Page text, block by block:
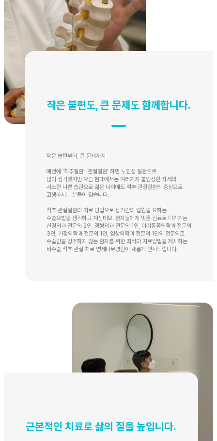
작은 불편도, 큰 문제도 함께합니다.
작은 불편부터, 큰 문제까지
예전에 ‘척추질환’ ‘관절질환’ 하면 노인성 질환으로
많이 생각했지만 요즘 현대에서는 여러가지 불안정한 자세와
사소한 나쁜 습관으로 젊은 나이에도 척추·관절질환의 증상으로
고생하시는 분들이 많습니다.
척추.관절질환의 치료 방법으로 장기간의 입원을 요하는
수술요법을 생각하고 계신데요. 환자들에게 맞춤 진료로 다가가는
신경외과 전문의 2인, 정형외과 전문의 1인, 마취통증의학과 전문의
3인, 가정의학과 전문의 1인, 영상의학과 전문의 1인의 전문의로
수술만을 강조하지 않는 환자를 위한 최적의 치료방법을 제시하는
비수술 척추·관절 치료 연세나무병원이 새롭게 인사드립니다.
근본적인 치료로 삶의 질을 높입니다.